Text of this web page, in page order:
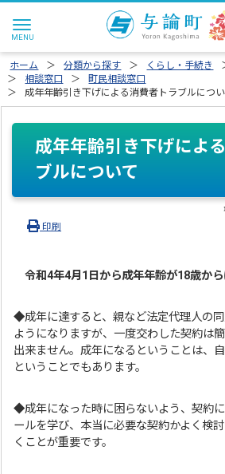
ホーム 分類から探す くらし・手続き
相談窓口
町民相談窓口
成年年齢引き下げによる消費者トラブルにつ
成年年齢引き下げによ
ブルについて
印刷
令和4年4月1日から成年年齢が18歳か
◆成年に達すると、親など法定代理人の
ようになりますが、一度交わした契約は
出来ません。成年になるということは、
ということでもあります。
◆成年になった時に困らないよう、契約
ールを学び、本当に必要な契約かよく検
くことが重要です。